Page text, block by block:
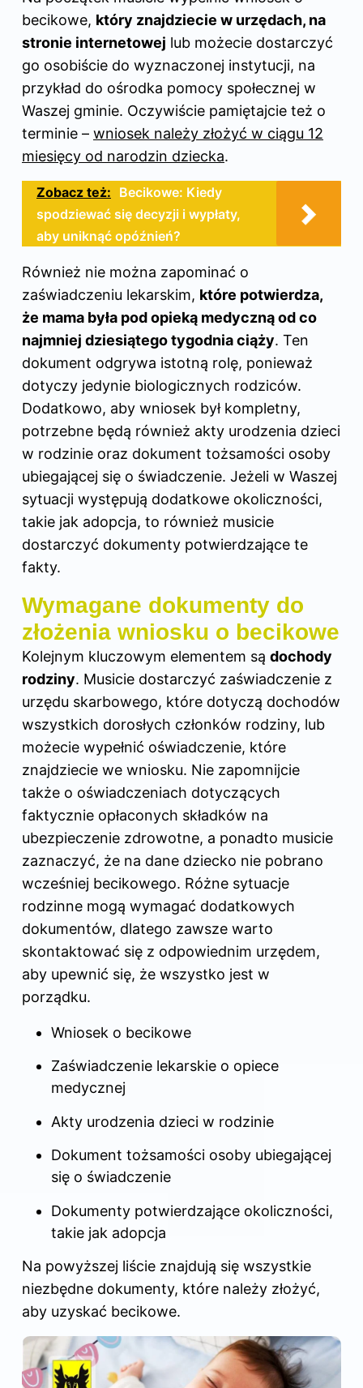
becikowe, który znajdziecie w urzędach, na
stronie internetowej lub możecie dostarczyć
go osobiście do wyznaczonej instytucji, na
przykład do ośrodka pomocy społecznej w
Waszej gminie. Oczywiście pamiętajcie też o
terminie – wniosek należy złożyć w ciągu 12
miesięcy od narodzin dziecka.
Zobacz też: Becikowe: Kiedy
spodziewać się decyzji i wypłaty,
aby uniknąć opóźnień?
Również nie można zapominać o
zaświadczeniu lekarskim, które potwierdza,
że mama była pod opieką medyczną od co
najmniej dziesiątego tygodnia ciąży. Ten
dokument odgrywa istotną rolę, ponieważ
dotyczy jedynie biologicznych rodziców.
Dodatkowo, aby wniosek był kompletny,
potrzebne będą również akty urodzenia dzieci
w rodzinie oraz dokument tożsamości osoby
ubiegającej się o świadczenie. Jeżeli w Waszej
sytuacji występują dodatkowe okoliczności,
takie jak adopcja, to również musicie
dostarczyć dokumenty potwierdzające te
fakty.
Wymagane dokumenty do
złożenia wniosku o becikowe
Kolejnym kluczowym elementem są dochody
rodziny. Musicie dostarczyć zaświadczenie z
urzędu skarbowego, które dotyczą dochodów
wszystkich dorosłych członków rodziny, lub
możecie wypełnić oświadczenie, które
znajdziecie we wniosku. Nie zapomnijcie
także o oświadczeniach dotyczących
faktycznie opłaconych składków na
ubezpieczenie zdrowotne, a ponadto musicie
zaznaczyć, że na dane dziecko nie pobrano
wcześniej becikowego. Różne sytuacje
rodzinne mogą wymagać dodatkowych
dokumentów, dlatego zawsze warto
skontaktować się z odpowiednim urzędem,
aby upewnić się, że wszystko jest w
porządku.
Wniosek o becikowe
Zaświadczenie lekarskie o opiece
medycznej
Akty urodzenia dzieci w rodzinie
Dokument tożsamości osoby ubiegającej
się o świadczenie
Dokumenty potwierdzające okoliczności,
takie jak adopcja
Na powyższej liście znajdują się wszystkie
niezbędne dokumenty, które należy złożyć,
aby uzyskać becikowe.